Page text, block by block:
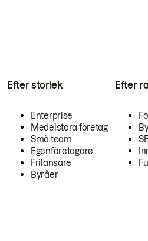
Efter storlek
Enterprise
Medelstora företag
Små team
Egenföretagare
Frilansare
Byråer
Efter